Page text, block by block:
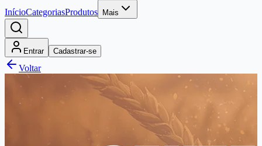
InícioCategoriasProdutos Mais
Entrar Cadastrar-se
Voltar